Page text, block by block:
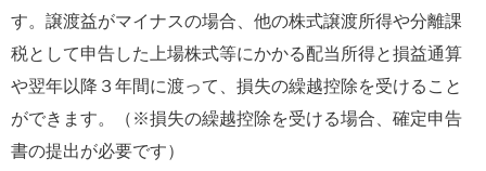
す。譲渡益がマイナスの場合、他の株式譲渡所得や分離課
税として申告した上場株式等にかかる配当所得と損益通算
や翌年以降３年間に渡って、損失の繰越控除を受けること
ができます。（※損失の繰越控除を受ける場合、確定申告
書の提出が必要です）